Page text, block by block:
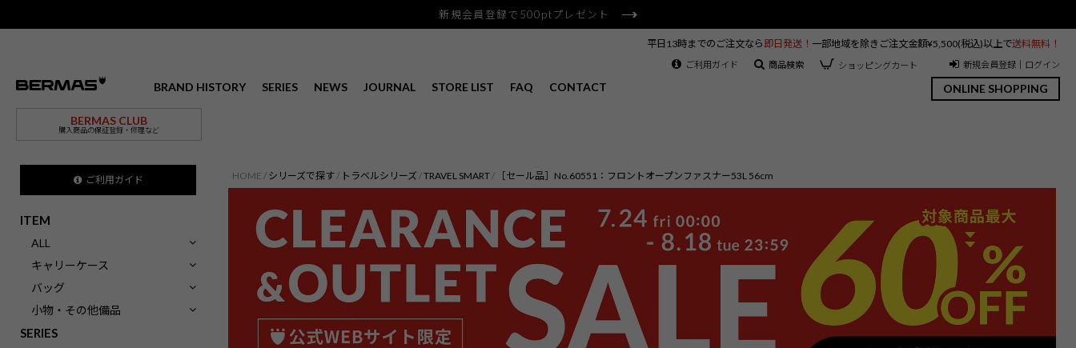
新規会員登録で500ptプレゼント
BRAND HISTORY SERIES NEWS JOURNAL STORE LIST FAQ CONTACT
BERMAS CLUB
購入商品の保証登録・修理など
ONLINE SHOPPING
平日13時までのご注文なら 即日発送！ 一部地域を除きご注文金額¥5,500(税込)以上で送料無料！
ご利用ガイド 商品検索 ショッピングカート 新規会員登録｜ログイン
ご利用ガイド
ITEM
ALL
キャリーケース
バッグ
小物・その他備品
SERIES
HOME シリーズで探す トラベルシリーズ TRAVEL SMART ［セール品］No.60551：フロントオープンファスナー53L 56cm